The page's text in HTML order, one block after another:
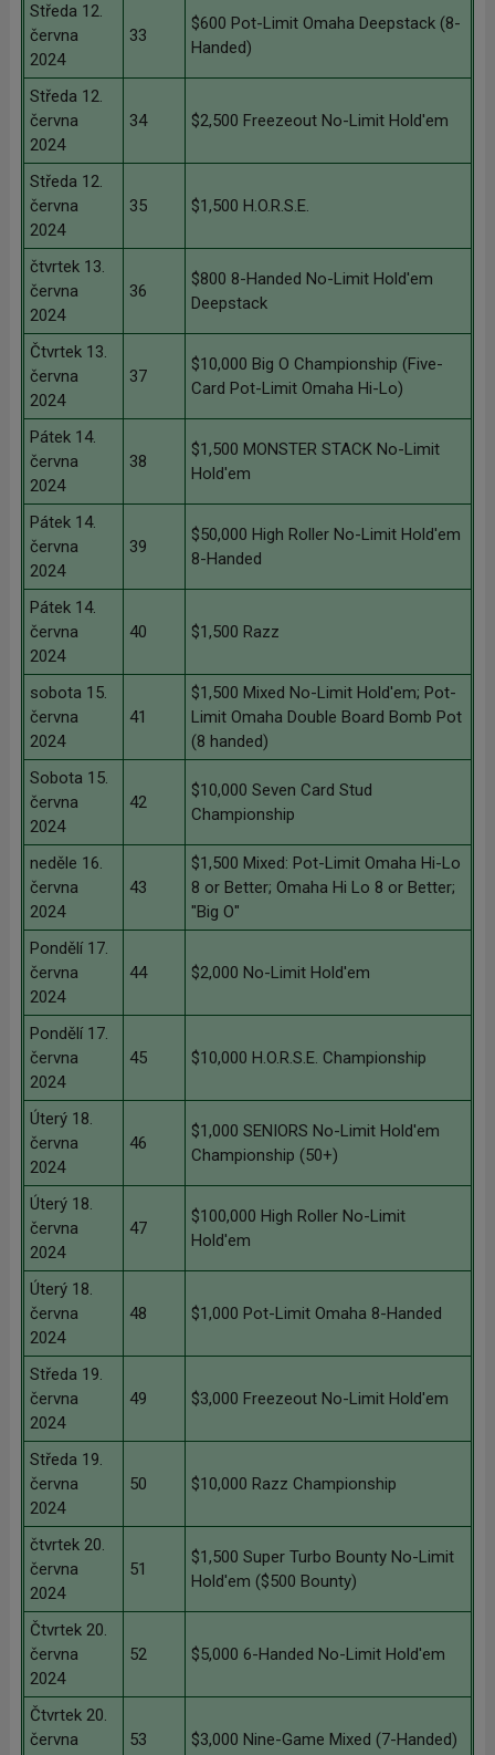
Středa 12.
června
2024
33
$600 Pot-Limit Omaha Deepstack (8-
Handed)
Středa 12.
června
2024
34 $2,500 Freezeout No-Limit Hold'em
Středa 12.
června
2024
35 $1,500 H.O.R.S.E.
čtvrtek 13.
června
2024
36
$800 8-Handed No-Limit Hold'em
Deepstack
Čtvrtek 13.
června
2024
37
$10,000 Big O Championship (Five-
Card Pot-Limit Omaha Hi-Lo)
Pátek 14.
června
2024
38
$1,500 MONSTER STACK No-Limit
Hold'em
Pátek 14.
června
2024
39
$50,000 High Roller No-Limit Hold'em
8-Handed
Pátek 14.
června
2024
40 $1,500 Razz
sobota 15.
června
2024
41
$1,500 Mixed No-Limit Hold'em; Pot-
Limit Omaha Double Board Bomb Pot
(8 handed)
Sobota 15.
června
2024
42
$10,000 Seven Card Stud
Championship
neděle 16.
června
2024
43
$1,500 Mixed: Pot-Limit Omaha Hi-Lo
8 or Better; Omaha Hi Lo 8 or Better;
"Big O"
Pondělí 17.
června
2024
44 $2,000 No-Limit Hold'em
Pondělí 17.
června
2024
45 $10,000 H.O.R.S.E. Championship
Úterý 18.
června
2024
46
$1,000 SENIORS No-Limit Hold'em
Championship (50+)
Úterý 18.
června
2024
47
$100,000 High Roller No-Limit
Hold'em
Úterý 18.
června
2024
48 $1,000 Pot-Limit Omaha 8-Handed
Středa 19.
června
2024
49 $3,000 Freezeout No-Limit Hold'em
Středa 19.
června
2024
50 $10,000 Razz Championship
čtvrtek 20.
června
2024
51
$1,500 Super Turbo Bounty No-Limit
Hold'em ($500 Bounty)
Čtvrtek 20.
června
2024
52 $5,000 6-Handed No-Limit Hold'em
Čtvrtek 20.
června
53 $3,000 Nine-Game Mixed (7-Handed)